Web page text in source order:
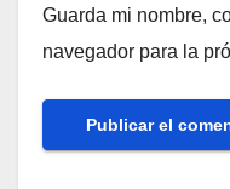
Guarda mi nombre,
navegador para la